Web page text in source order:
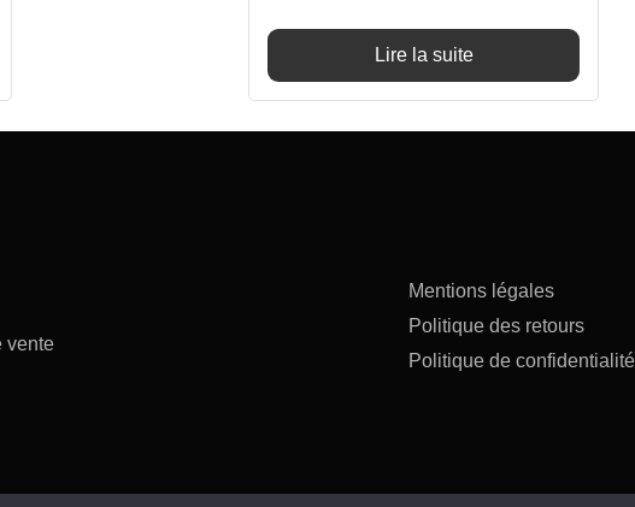
était :
est :
Lire la suite
vente
Mentions légales
Politique des retours
Politique de confidentialité